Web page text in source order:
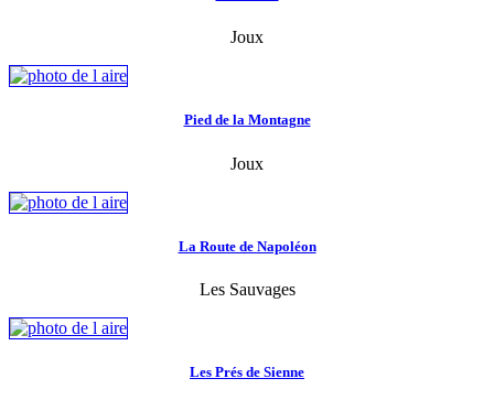
Joux
Pied de la Montagne
Joux
La Route de Napoléon
Les Sauvages
Les Prés de Sienne